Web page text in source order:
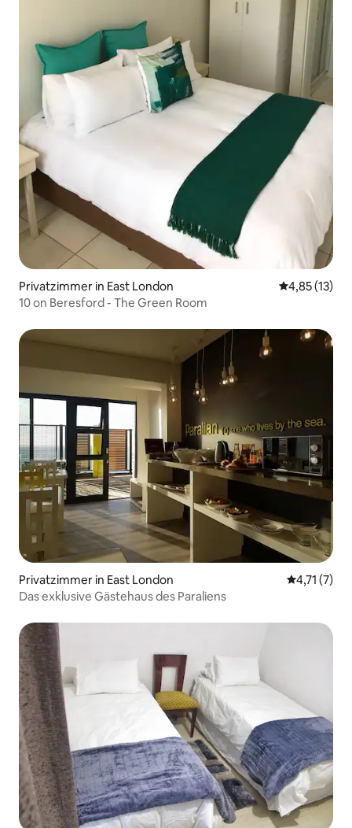
Privatzimmer in East London
4,85 (13)
10 on Beresford - The Green Room
Privatzimmer in East London
4,71 (7)
Das exklusive Gästehaus des Paraliens